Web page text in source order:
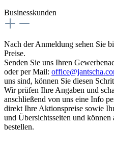
Businesskunden
Nach der Anmeldung sehen Sie
Preise.
Senden Sie uns Ihren
oder per Mail:
uns sind, können Sie diesen
Wir prüfen Ihre Angaben und
anschließend von uns eine Info
direkt Ihre Aktionspreise sowie
und Übersichtsseiten und
bestellen.